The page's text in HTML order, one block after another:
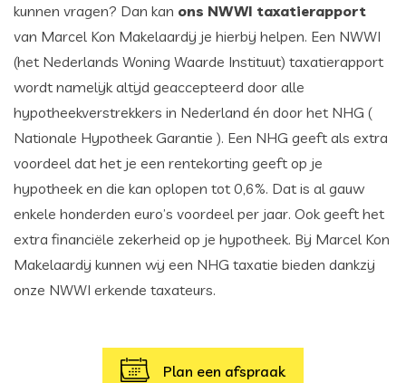
kunnen vragen? Dan kan ons NWWI taxatierapport
van Marcel Kon Makelaardij je hierbij helpen. Een NWWI
(het Nederlands Woning Waarde Instituut) taxatierapport
wordt namelijk altijd geaccepteerd door alle
hypotheekverstrekkers in Nederland én door het NHG (
Nationale Hypotheek Garantie ). Een NHG geeft als extra
voordeel dat het je een rentekorting geeft op je
hypotheek en die kan oplopen tot 0,6%. Dat is al gauw
enkele honderden euro’s voordeel per jaar. Ook geeft het
extra financiële zekerheid op je hypotheek. Bij Marcel Kon
Makelaardij kunnen wij een NHG taxatie bieden dankzij
onze NWWI erkende taxateurs.
Plan een afspraak